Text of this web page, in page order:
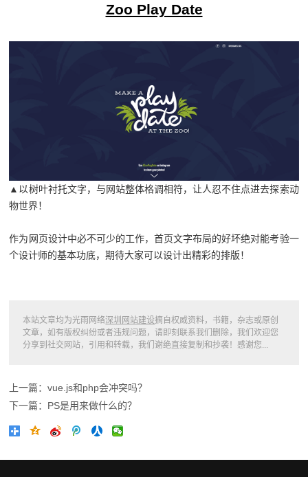
Zoo Play Date
▲以树叶衬托文字，与网站整体格调相符，让人忍不住点进去探索动
物世界！
作为网页设计中必不可少的工作，首页文字布局的好坏绝对能考验一
个设计师的基本功底，期待大家可以设计出精彩的排版！
本站文章均为光雨网络深圳网站建设摘自权威资料，书籍，杂志或原创
文章，如有版权纠纷或者违规问题，请即刻联系我们删除，我们欢迎您
分享到社交网站，引用和转载，我们谢绝直接复制和抄袭！感谢您...
上一篇：vue.js和php会冲突吗？
下一篇：PS是用来做什么的？